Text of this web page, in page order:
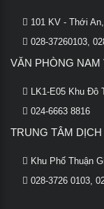
101 KV - Thới
028-37260103,
VĂN PHÒNG NAM
LK1-E05 Khu Đô
024-6663 8816
TRUNG TÂM
Khu Phố Thuận
028-3726 0103,